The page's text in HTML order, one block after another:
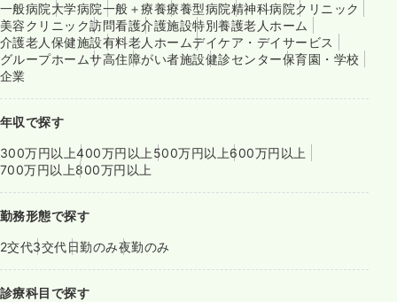
一般病院大学病院一般＋療養療養型病院精神科病院クリニック
美容クリニック訪問看護介護施設特別養護老人ホーム
介護老人保健施設有料老人ホームデイケア・デイサービス
グループホームサ高住障がい者施設健診センター保育園・学校
企業
年収で探す
300万円以上400万円以上 500万円以上600万円以上
700万円以上800万円以上
勤務形態で探す
2交代3交代日勤のみ夜勤のみ
診療科目で探す